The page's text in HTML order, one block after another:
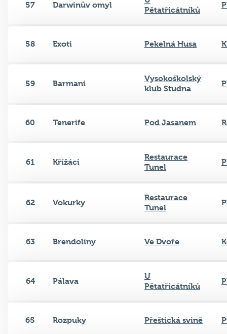
57 Darwinův omyl
Pětatřicátníků
58 Exoti Pekelná Husa
59 Barmani
Vysokoškolský
klub Studna
60 Tenerife Pod Jasanem
61 Křížáci
Restaurace
Tunel
62 Vokurky
Restaurace
Tunel
63 Brendolíny Ve Dvoře
64 Pálava
U
Pětatřicátníků
65 Rozpuky Přeštická svině